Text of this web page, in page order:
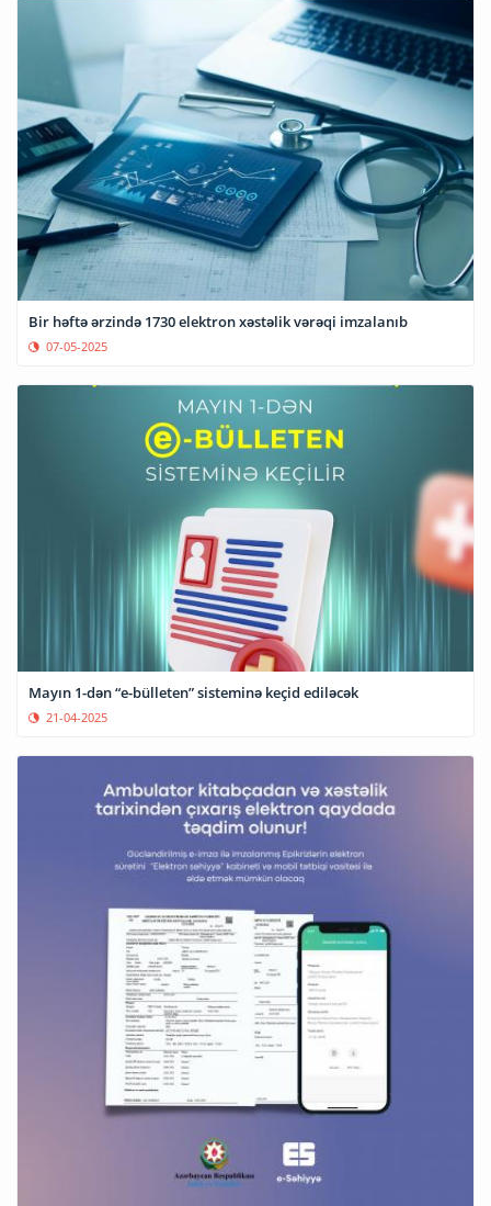
Bir həftə ərzində 1730 elektron xəstəlik vərəqi imzalanıb
07-05-2025
Mayın 1-dən “e-bülleten” sisteminə keçid ediləcək
21-04-2025